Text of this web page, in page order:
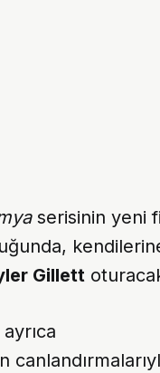
serisinin yeni
Gillett